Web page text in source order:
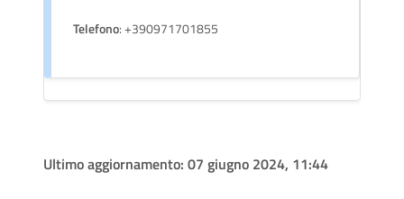
Telefono: +390971701855
Ultimo aggiornamento: 07 giugno 2024, 11:44